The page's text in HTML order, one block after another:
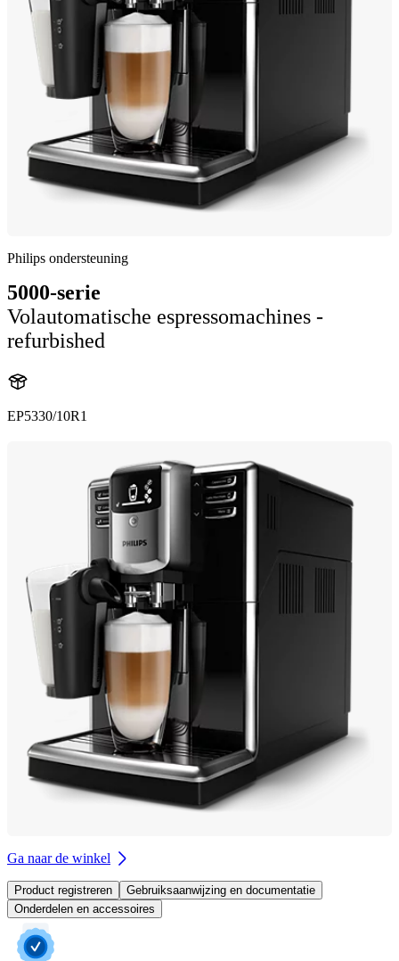
Philips ondersteuning
5000-serie
Volautomatische espressomachines -
refurbished
EP5330/10R1
Ga naar de winkel
Product registreren
Gebruiksaanwijzing en documentatie
Onderdelen en accessoires